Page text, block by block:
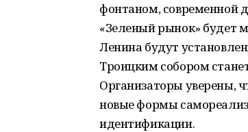
фонтаном, современной
«Зеленый рынок» будет
Ленина будут
Троицким собором
Организаторы уверены,
новые формы
идентификации.